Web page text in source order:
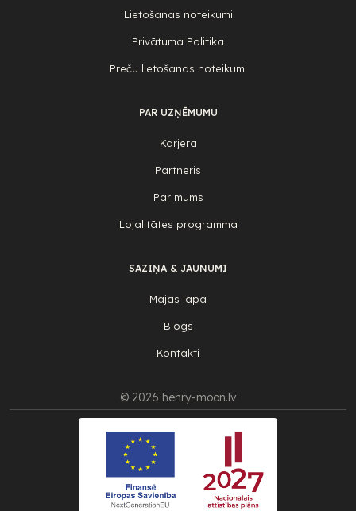
Lietošanas noteikumi
Privātuma Politika
Preču lietošanas noteikumi
PAR UZŅĒMUMU
Karjera
Partneris
Par mums
Lojalitātes programma
SAZIŅA & JAUNUMI
Mājas lapa
Blogs
Kontakti
© 2026 henry-moon.lv